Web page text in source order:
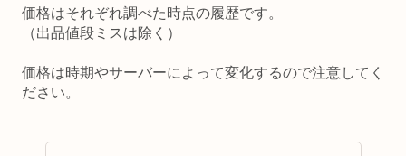
価格はそれぞれ調べた時点の履歴です。
（出品値段ミスは除く）
価格は時期やサーバーによって変化するので注意してく
ださい。